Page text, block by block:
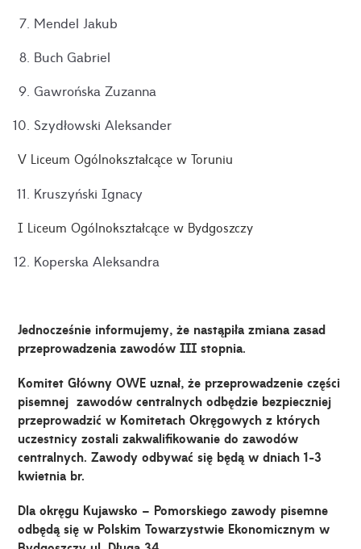
Mendel Jakub
Buch Gabriel
Gawrońska Zuzanna
Szydłowski Aleksander
V Liceum Ogólnokształcące w Toruniu
Kruszyński Ignacy
I Liceum Ogólnokształcące w Bydgoszczy
Koperska Aleksandra
Jednocześnie informujemy, że nastąpiła zmiana zasad
przeprowadzenia zawodów III stopnia.
Komitet Główny OWE uznał, że przeprowadzenie części
pisemnej zawodów centralnych odbędzie bezpieczniej
przeprowadzić w Komitetach Okręgowych z których
uczestnicy zostali zakwalifikowanie do zawodów
centralnych. Zawody odbywać się będą w dniach 1-3
kwietnia br.
Dla okręgu Kujawsko – Pomorskiego zawody pisemne
odbędą się w Polskim Towarzystwie Ekonomicznym w